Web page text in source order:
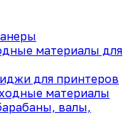
материалы для
для принтеров
материалы
валы,